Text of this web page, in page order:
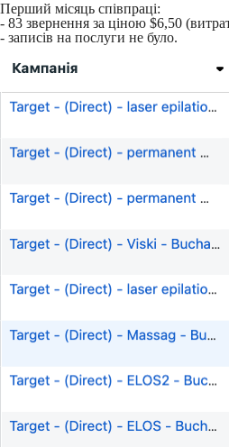
Перший місяць співпраці:
- 83 звернення за ціною $6,50
- записів на послуги не було.